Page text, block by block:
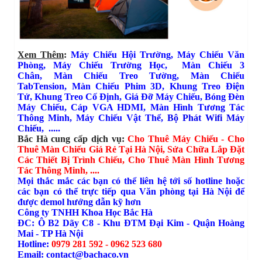
Xem Thêm:Máy Chiếu Hội Trường, Máy Chiếu Văn
Phòng, Máy Chiếu Trường Học,Màn Chiếu 3
Chân, Màn Chiếu Treo Tường, Màn Chiếu
TabTension, Màn Chiếu Phim 3D, Khung Treo Điện
Tử,Khung Treo Cố Định, Giá Đỡ Máy Chiếu, Bóng Đèn
Máy Chiếu, Cáp VGA HDMI, Màn Hình Tương Tác
Thông Minh, Máy Chiếu Vật Thể, Bộ Phát Wifi Máy
Chiếu, .....
Bắc Hà cung cấp dịch vụ:Cho Thuê Máy Chiếu - Cho
Thuê Màn Chiếu Giá Rẻ Tại Hà Nội,Sửa Chữa Lắp Đặt
Các Thiết Bị Trình Chiếu, Cho Thuê Màn Hình Tương
Tác Thông Minh, ....
Mọi thắc mắc các bạn có thể liên hệ tới số hotline hoặc
các bạn có thể trực tiếp qua Văn phòng tại Hà Nội để
được demol hướng dẫn kỹ hơn
Công ty TNHH Khoa Học Bắc Hà
ĐC: Ô B2 Dãy C8 - Khu ĐTM Đại Kim - Quận Hoàng
Mai - TP Hà Nội
Hotline: 0979 281 592 - 0962 523 680
Email: contact@bachaco.vn